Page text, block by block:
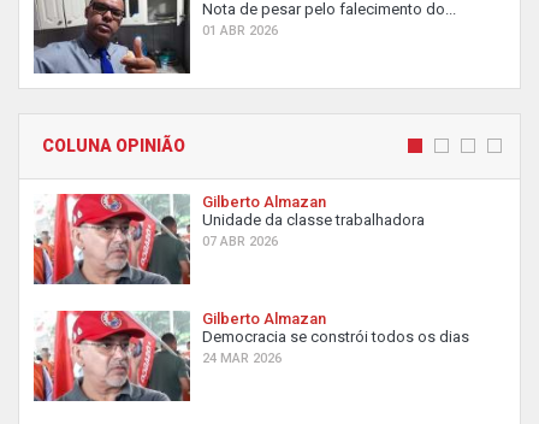
Nota de pesar pelo falecimento do...
01 ABR 2026
COLUNA OPINIÃO
Gilberto Almazan
Unidade da classe trabalhadora
07 ABR 2026
Gilberto Almazan
Democracia se constrói todos os dias
24 MAR 2026